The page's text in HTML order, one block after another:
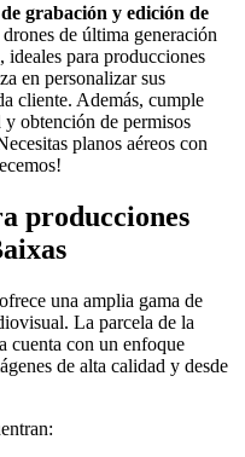
grabación y edición de
de última generación
ideales para producciones
en personalizar sus
cliente. Además, cumple
y obtención de permisos
planos aéreos con
producciones
una amplia gama de
La parcela de la
cuenta con un enfoque
de alta calidad y desde